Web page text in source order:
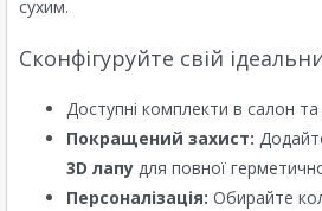
сухим.
Сконфігуруйте свій
Доступні комплекти в салон
Покращений захист:
3D лапу для повної
Персоналізація: Обирайте